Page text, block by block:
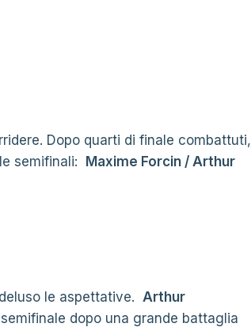
Dopo quarti di finale combattuti,
semifinali:
Maxime Forcin / Arthur
le aspettative. Arthur
dopo una grande battaglia